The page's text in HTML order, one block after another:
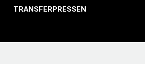
TRANSFERPRESSEN